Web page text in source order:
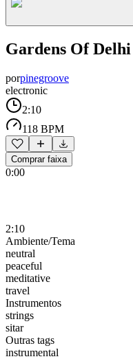
Gardens Of
porpinegroove
electronic
2:10
118 BPM
Comprar faixa
0:00
2:10
Ambiente/Tema
neutral
peaceful
meditative
travel
Instrumentos
strings
sitar
Outras tags
instrumental